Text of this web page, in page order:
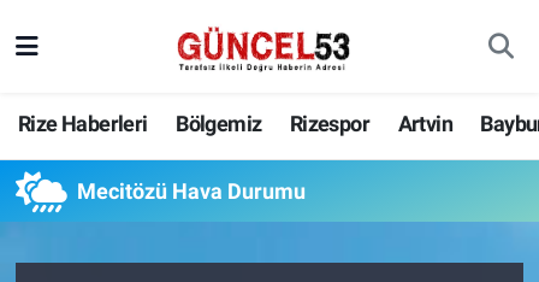
Rize Haberleri Bölgemiz Rizespor Artvin
Mecitözü Hava Durumu